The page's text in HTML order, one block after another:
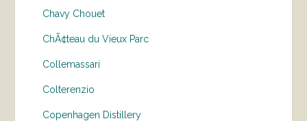
Chavy Chouet
ChÃ¢teau du Vieux Parc
Collemassari
Colterenzio
Copenhagen Distillery